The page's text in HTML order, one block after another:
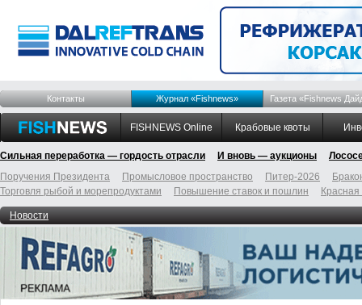
Контакты Журнал «Fishnews» Газета «Fishnews
FISHNEWS Online Крабовые квоты
Сильная переработка — гордость отрасли И вновь — аукционы
Поручения Президента
Промысловое пространство Питер-2026
Торговля рыбой и морепродуктами
Повышение ставок и пошлин
Новости